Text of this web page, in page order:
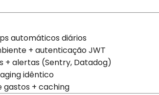
automáticos diários
+ autenticação JWT
+ alertas (Sentry, Datadog)
idêntico
gastos + caching